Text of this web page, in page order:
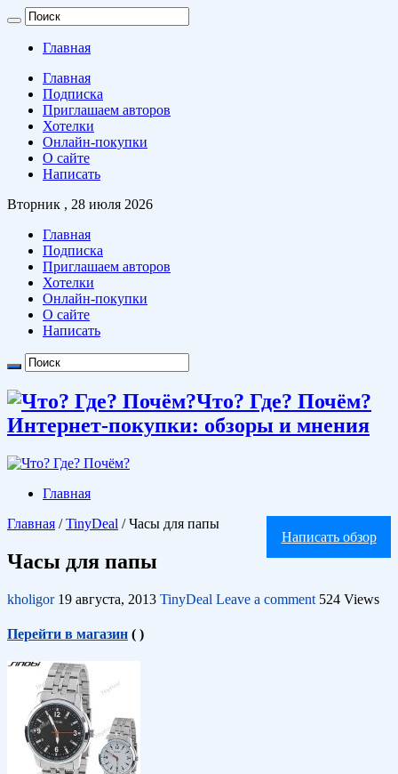
Главная
Главная
Подписка
Приглашаем авторов
Хотелки
Онлайн-покупки
О сайте
Написать
Вторник , 28 июля 2026
Главная
Подписка
Приглашаем авторов
Хотелки
Онлайн-покупки
О сайте
Написать
Что? Где? Почём?
Интернет-покупки: обзоры и мнения
Главная
Написать обзор
Главная / TinyDeal / Часы для папы
Часы для папы
kholigor 19 августа, 2013 TinyDeal Leave a comment 524 Views
Перейти в магазин ( )